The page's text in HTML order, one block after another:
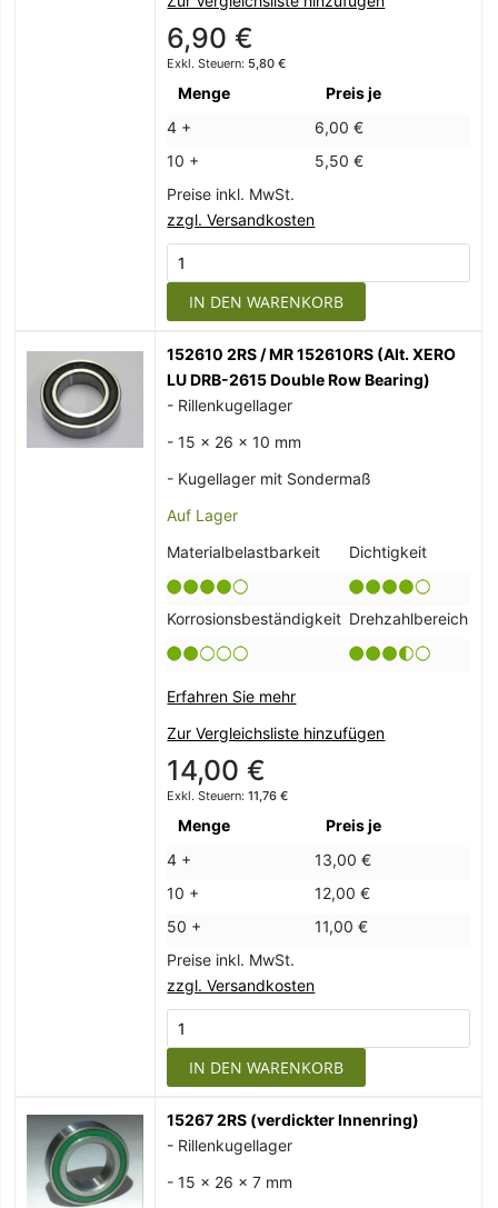
6,90 €
5,80 €
Menge
Preis je
4 +
6,00 €
10 +
5,50 €
Preise inkl. MwSt.
zzgl. Versandkosten
IN DEN WARENKORB
152610 2RS / MR 152610RS (Alt. XERO
LU DRB-2615 Double Row Bearing)
- Rillenkugellager
- 15 x 26 x 10 mm
- Kugellager mit Sondermaß
Auf Lager
Materialbelastbarkeit
Dichtigkeit
Korrosionsbeständigkeit Drehzahlbereich
Erfahren Sie mehr
Zur Vergleichsliste hinzufügen
14,00 €
11,76 €
Menge
Preis je
4 +
13,00 €
10 +
12,00 €
50 +
11,00 €
Preise inkl. MwSt.
zzgl. Versandkosten
IN DEN WARENKORB
15267 2RS (verdickter Innenring)
- Rillenkugellager
- 15 x 26 x 7 mm